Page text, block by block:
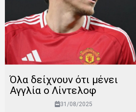
Όλα δείχνουν ότι μένει
Αγγλία ο Λίντελοφ
31/08/2025